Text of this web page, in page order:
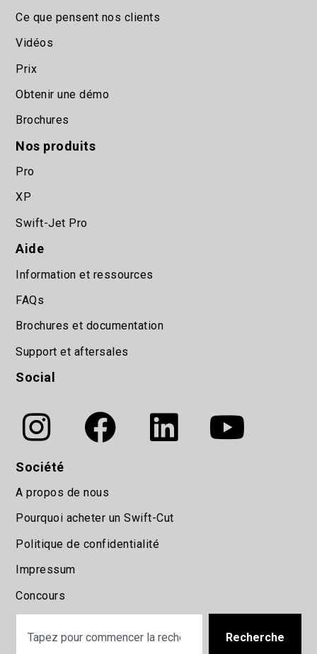
Ce que pensent nos clients
Vidéos
Prix
Obtenir une démo
Brochures
Nos produits
Pro
XP
Swift-Jet Pro
Aide
Information et ressources
FAQs
Brochures et documentation
Support et aftersales
Social
Société
A propos de nous
Pourquoi acheter un Swift-Cut
Politique de confidentialité
Impressum
Concours
Recherche